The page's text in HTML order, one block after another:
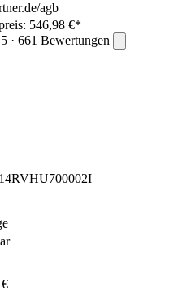
agb
546,98 €*
· 661 Bewertungen